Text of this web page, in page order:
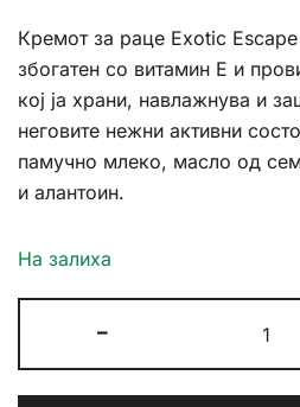
Кремот за раце Exotic
збогатен со витамин Е и
кој ја храни, навлажнува и
неговите нежни активни
памучно млеко, масло од
и алантоин.
На залиха
-
Rose